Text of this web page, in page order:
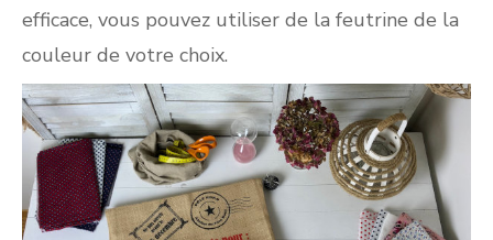
efficace, vous pouvez utiliser de la feutrine de la
couleur de votre choix.